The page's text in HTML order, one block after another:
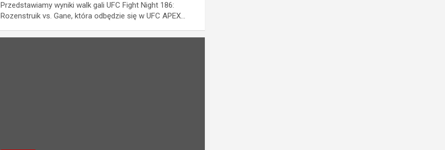
Przedstawiamy wyniki walk gali UFC Fight Night 186:
Rozenstruik vs. Gane, która odbędzie się w UFC APEX…